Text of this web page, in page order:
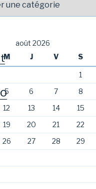
août 2026
M
J V S
1
5
6 7 8
12
13 14 15
19
20 21 22
26
27 28 29